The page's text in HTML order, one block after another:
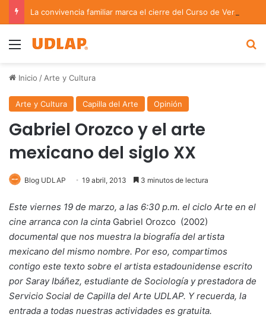
Menu
Inicio / Arte y Cultura
Arte y Cultura Capilla del Arte Opinión
Gabriel Orozco y el arte
mexicano del siglo XX
Blog UDLAP 19 abril, 2013 3 minutos de lectura
Este viernes 19 de marzo, a las 6:30 p.m. el ciclo Arte en el
cine arranca con la cinta Gabriel Orozco (2002)
documental que nos muestra la biografía del artista
mexicano del mismo nombre. Por eso, compartimos
contigo este texto sobre el artista estadounidense escrito
por Saray Ibáñez, estudiante de Sociología y prestadora de
Servicio Social de Capilla del Arte UDLAP. Y recuerda, la
entrada a todas nuestras actividades es gratuita.